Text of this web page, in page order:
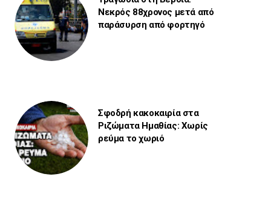
Νεκρός 88χρονος μετά από
παράσυρση από φορτηγό
Σφοδρή κακοκαιρία στα
Ριζώματα Ημαθίας: Χωρίς
ρεύμα το χωριό